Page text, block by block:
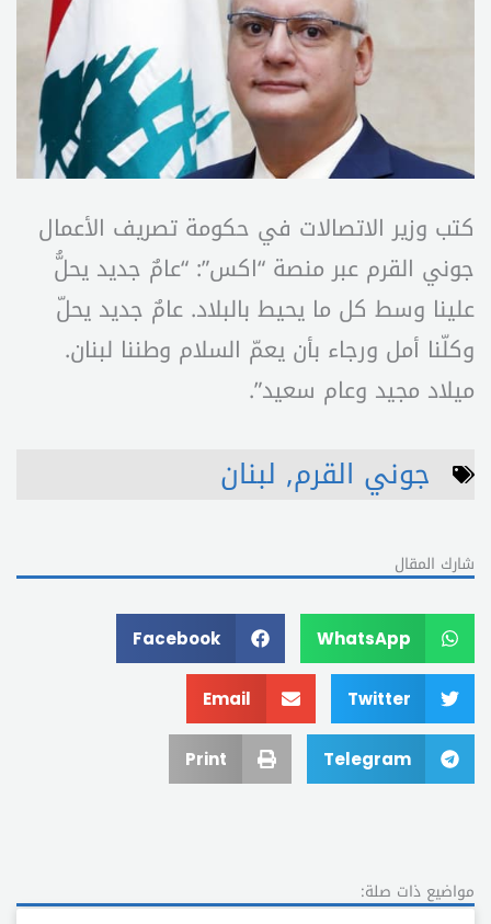
كتب وزير الاتصالات في حكومة تصريف الأعمال
جوني القرم عبر منصة “اكس”: “عامٌ جديد يحلُّ
علينا وسط كل ما يحيط بالبلاد. عامٌ جديد يحلّ
وكلّنا أمل ورجاء بأن يعمّ السلام وطننا لبنان.
ميلاد مجيد وعام سعيد”.
جوني القرم, لبنان
شارك المقال
WhatsApp
Facebook
Twitter
Email
Telegram
Print
مواضيع ذات صلة: